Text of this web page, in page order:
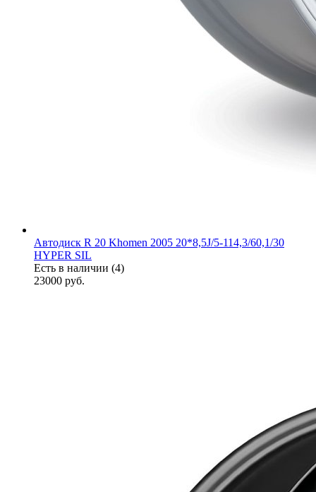
Автодиск R 20 Khomen 2005 20*8,5J/5-114,3/60,1/30
HYPER SIL
Есть в наличии (4)
23000 руб.